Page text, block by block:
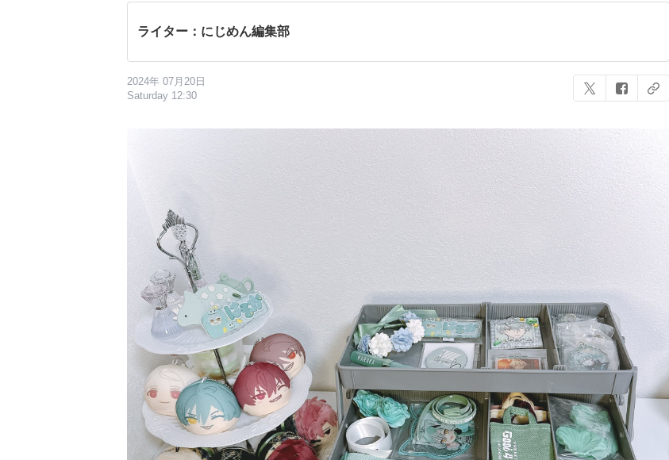
ライター：にじめん編集部
2024年 07月20日
Saturday 12:30